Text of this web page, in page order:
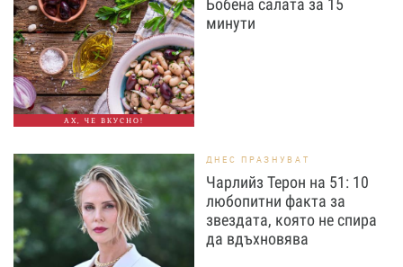
АХ, ЧЕ ВКУСНО!
Бобена салата за 15
минути
ДНЕС ПРАЗНУВАТ
Чарлийз Терон на 51: 10
любопитни факта за
звездата, която не спира
да вдъхновява